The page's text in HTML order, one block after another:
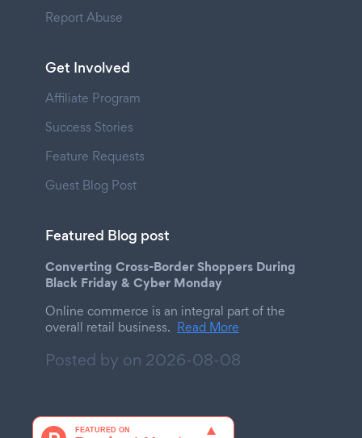
Report Abuse
Get Involved
Affiliate Program
Success Stories
Feature Requests
Guest Blog Post
Featured Blog post
Converting Cross-Border Shoppers During
Black Friday & Cyber Monday
Online commerce is an integral part of the
overall retail business. Read More
Posted by on 2026-08-08